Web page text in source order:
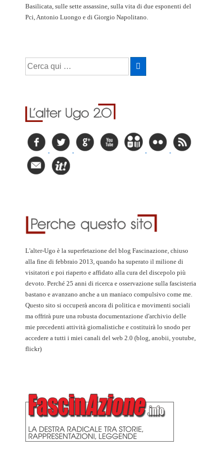
Basilicata, sulle sette assassine, sulla vita di due esponenti del
Pci, Antonio Luongo e di Giorgio Napolitano.
Cerca:
L'alter-Ugo è la superfetazione del blog Fascinazione, chiuso
alla fine di febbraio 2013, quando ha superato il milione di
visitatori e poi riaperto e affidato alla cura del discepolo più
devoto. Perché 25 anni di ricerca e osservazione sulla fascisteria
bastano e avanzano anche a un maniaco compulsivo come me.
Questo sito si occuperà ancora di politica e movimenti sociali
ma offrirà pure una robusta documentazione d'archivio delle
mie precedenti attività giornalistiche e costituirà lo snodo per
accedere a tutti i miei canali del web 2.0 (blog, anobii, youtube,
flickr)